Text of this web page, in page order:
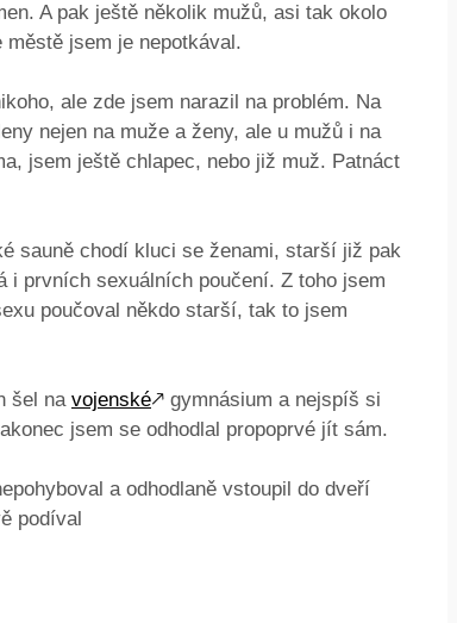
A pak ještě několik mužů, asi tak okolo
jsem je nepotkával.
ale zde jsem narazil na problém. Na
nejen na muže a ženy, ale u mužů i na
jsem ještě chlapec, nebo již muž. Patnáct
sauně chodí kluci se ženami, starší již pak
prvních sexuálních poučení. Z toho jsem
poučoval někdo starší, tak to jsem
šel na vojenské🡕 gymnásium a nejspíš si
jsem se odhodlal propoprvé jít sám.
a odhodlaně vstoupil do dveří
podíval